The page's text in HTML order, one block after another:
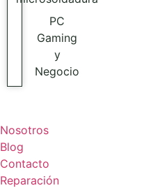
PC
Gaming
y
Negocio
Nosotros
Blog
Contacto
Reparación